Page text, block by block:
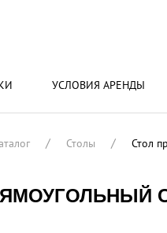
УСЛОВИЯ АРЕНДЫ
Столы Стол